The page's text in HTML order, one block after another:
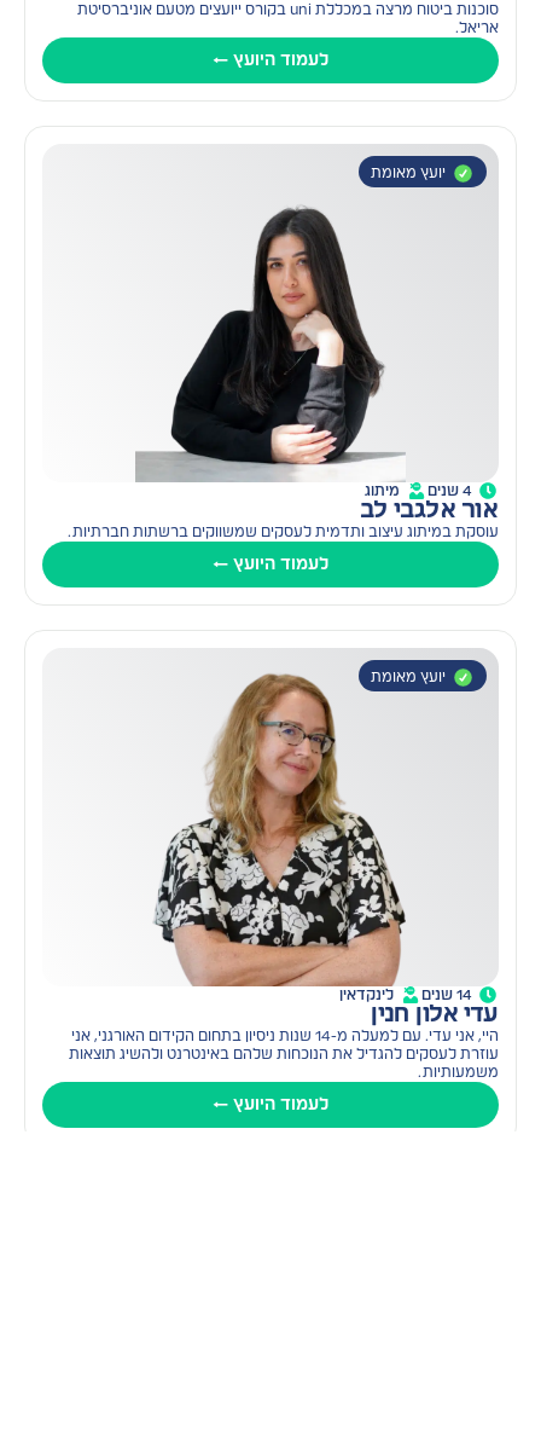
סוכנות ביטוח מרצה במכללת uni בקורס ייועצים מטעם אוניברסיטת
אריאל.
לעמוד היועץ ←
יועץ מאומת
4 שנים מיתוג
אור אלגבי לב
עוסקת במיתוג עיצוב ותדמית לעסקים שמשווקים ברשתות חברתיות.
לעמוד היועץ ←
יועץ מאומת
14 שנים לינקדאין
עדי אלון חנין
היי, אני עדי. עם למעלה מ-14 שנות ניסיון בתחום הקידום האורגני, אני
עוזרת לעסקים להגדיל את הנוכחות שלהם באינטרנט ולהשיג תוצאות
משמעותיות.
לעמוד היועץ ←